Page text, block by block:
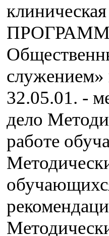
служением»
32.05.01. -
дело
работе